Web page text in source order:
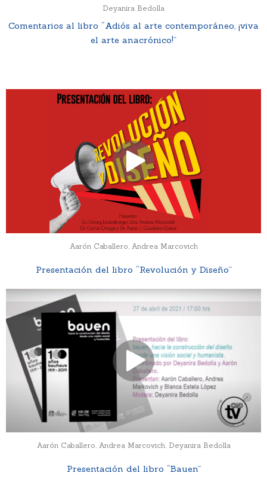
Deyanira Bedolla
Comentarios al libro “Adiós al arte contemporáneo, ¡viva
el arte anacrónico!”
Aarón Caballero, Andrea Marcovich
Presentación del libro “Revolución y Diseño”
Aarón Caballero, Andrea Marcovich, Deyanira Bedolla
Presentación del libro “Bauen”